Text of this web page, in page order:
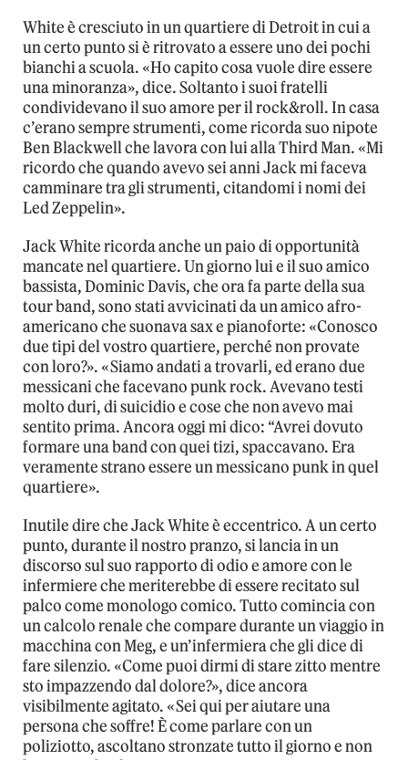
White è cresciuto in un quartiere di Detroit in cui a
un certo punto si è ritrovato a essere uno dei pochi
bianchi a scuola. «Ho capito cosa vuole dire essere
una minoranza», dice. Soltanto i suoi fratelli
condividevano il suo amore per il rock&roll. In casa
c’erano sempre strumenti, come ricorda suo nipote
Ben Blackwell che lavora con lui alla Third Man. «Mi
ricordo che quando avevo sei anni Jack mi faceva
camminare tra gli strumenti, citandomi i nomi dei
Led Zeppelin».
Jack White ricorda anche un paio di opportunità
mancate nel quartiere. Un giorno lui e il suo amico
bassista, Dominic Davis, che ora fa parte della sua
tour band, sono stati avvicinati da un amico afro-
americano che suonava sax e pianoforte: «Conosco
due tipi del vostro quartiere, perché non provate
con loro?». «Siamo andati a trovarli, ed erano due
messicani che facevano punk rock. Avevano testi
molto duri, di suicidio e cose che non avevo mai
sentito prima. Ancora oggi mi dico: “Avrei dovuto
formare una band con quei tizi, spaccavano. Era
veramente strano essere un messicano punk in quel
quartiere».
Inutile dire che Jack White è eccentrico. A un certo
punto, durante il nostro pranzo, si lancia in un
discorso sul suo rapporto di odio e amore con le
infermiere che meriterebbe di essere recitato sul
palco come monologo comico. Tutto comincia con
un calcolo renale che compare durante un viaggio in
macchina con Meg, e un’infermiera che gli dice di
fare silenzio. «Come puoi dirmi di stare zitto mentre
sto impazzendo dal dolore?», dice ancora
visibilmente agitato. «Sei qui per aiutare una
persona che soffre! È come parlare con un
poliziotto, ascoltano stronzate tutto il giorno e non